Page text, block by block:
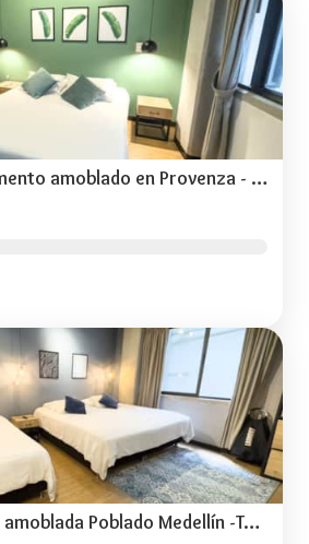
Renta de apartamento amoblado en Provenza - TOG303
Renta habitación amoblada Poblado Medellín -TOG404